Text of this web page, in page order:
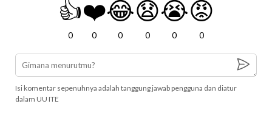
👍
0
❤️
0
😂
0
😧
0
😭
0
😡
0
Isi komentar sepenuhnya adalah tanggung jawab pengguna dan diatur
dalam UU ITE